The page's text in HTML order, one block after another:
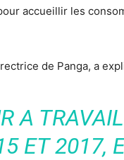
accueillir les
de Panga, a
A
ET 2017,